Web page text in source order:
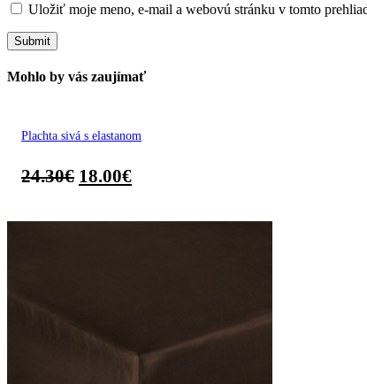
Uložiť moje meno, e-mail a webovú stránku v tomto
Mohlo by vás zaujímať
Plachta sivá s elastanom
24.30€ 18.00€